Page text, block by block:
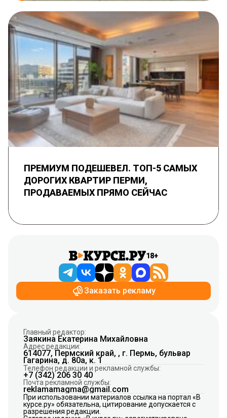
ПРЕМИУМ ПОДЕШЕВЕЛ. ТОП-5 САМЫХ
ДОРОГИХ КВАРТИР ПЕРМИ,
ПРОДАВАЕМЫХ ПРЯМО СЕЙЧАС
18+
Заказать рекламу
Главный редактор:
Заякина Екатерина Михайловна
Адрес редакции:
614077, Пермский край, , г. Пермь, бульвар
Гагарина, д. 80а, к. 1
Телефон редакции и рекламной службы:
+7 (342) 206 30 40
Почта рекламной службы:
reklamamagma@gmail.com
При использовании материалов ссылка на портал «В
курсе.ру» обязательна, цитирование допускается с
разрешения редакции.